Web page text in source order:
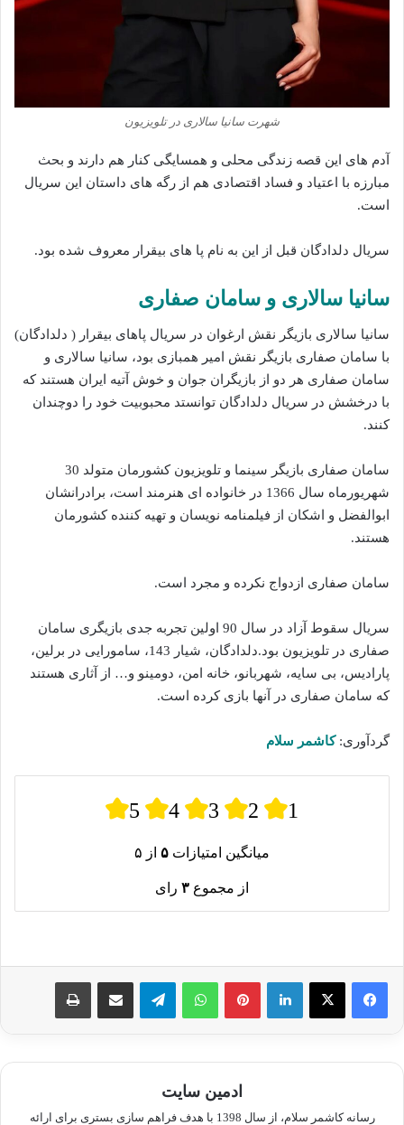
شهرت سانیا سالاری در تلویزیون
آدم های این قصه زندگی محلی و همسایگی کنار هم دارند و بحث
مبارزه با اعتیاد و فساد اقتصادی هم از رگه های داستان این سریال
است.
سریال دلدادگان قبل از این به نام پا های بیقرار معروف شده بود.
سانیا سالاری و سامان صفاری
سانیا سالاری بازیگر نقش ارغوان در سریال پاهای بیقرار ( دلدادگان)
با سامان صفاری بازیگر نقش امیر همبازی بود، سانیا سالاری و
سامان صفاری هر دو از بازیگران جوان و خوش آتیه ایران هستند که
با درخشش در سریال دلدادگان توانستد محبوبیت خود را دوچندان
کنند.
سامان صفاری بازیگر سینما و تلویزیون کشورمان متولد 30
شهریورماه سال 1366 در خانواده ای هنرمند است، برادرانشان
ابوالفضل و اشکان از فیلمنامه نویسان و تهیه کننده کشورمان
هستند.
سامان صفاری ازدواج نکرده و مجرد است.
سریال سقوط آزاد در سال 90 اولین تجربه جدی بازیگری سامان
صفاری در تلویزیون بود.دلدادگان، شیار 143، سامورایی در برلین،
پارادیس، بی سایه، شهربانو، خانه امن، دومینو و… از آثاری هستند
که سامان صفاری در آنها بازی کرده است.
گردآوری:کاشمر سلام
5 4 3 2 1
میانگین امتیازات ۵ از ۵
از مجموع ۳ رای
لینکدین پینترستواتس آپ تلگرام اشتراک گذاری از طریق ایمیل چاپ
ادمین سایت
رسانه کاشمر سلام، از سال 1398 با هدف فراهم سازی بستری برای ارائه